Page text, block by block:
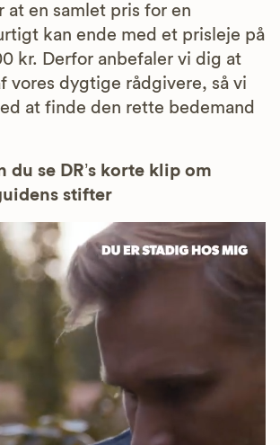
at en samlet pris for en
kan ende med et prisleje på
kr. Derfor anbefaler vi dig at
vores dygtige rådgivere, så vi
at finde den rette bedemand
du se DR’s korte klip om
stifter